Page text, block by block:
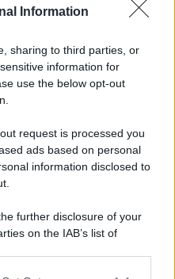
Information
sharing to third parties, or
information for
use the below opt-out
request is processed you
ads based on personal
information disclosed to
further disclosure of your
on the IAB’s list of